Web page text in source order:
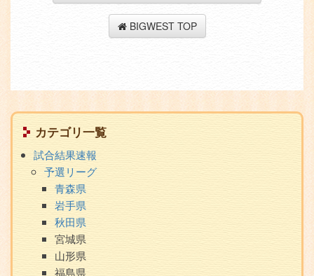
BIGWEST TOP
サ
ブ
メ
カテゴリ一覧
試合結果速報
予選リーグ
青森県
岩手県
秋田県
宮城県
山形県
福島県